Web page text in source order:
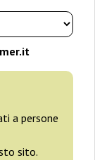
a persone
sito.